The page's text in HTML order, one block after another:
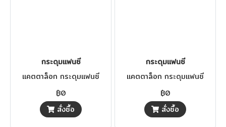
กระดุมแฟนซี
แคตตาล็อก กระดุมแฟนซี
฿0
สั่งซื้อ
กระดุมแฟนซี
แคตตาล็อก กระดุมแฟนซี
฿0
สั่งซื้อ